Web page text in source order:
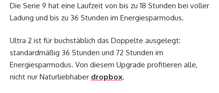
Die Serie 9 hat eine Laufzeit von bis zu 18 Stunden bei voller
Ladung und bis zu 36 Stunden im Energiesparmodus.
Ultra 2 ist für buchstäblich das Doppelte ausgelegt:
standardmäßig 36 Stunden und 72 Stunden im
Energiesparmodus. Von diesem Upgrade profitieren alle,
nicht nur Naturliebhaber dropbox.